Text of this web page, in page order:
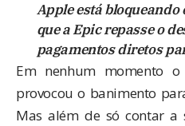
Apple está
que a Epic repasse o
pagamentos diretos
Em nenhum momento
provocou o banimento
Mas além de só contar a